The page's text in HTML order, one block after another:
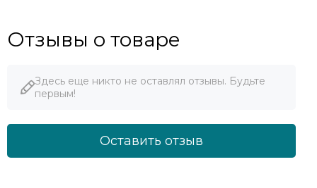
Отзывы о товаре
Здесь еще никто не оставлял отзывы. Будьте
первым!
Оставить отзыв